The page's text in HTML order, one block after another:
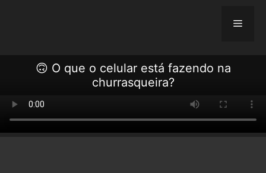
Menu
🙃 O que o celular está fazendo na
churrasqueira?